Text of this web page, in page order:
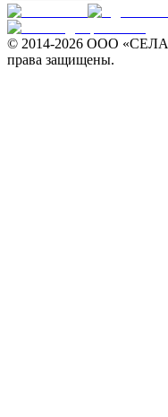
© 2014-2026 ООО
права защищены.